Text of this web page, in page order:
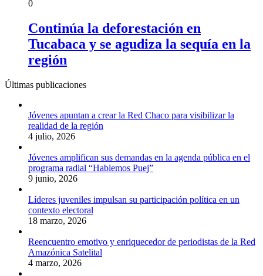
0
Continúa la deforestación en
Tucabaca y se agudiza la sequía en la
región
Últimas publicaciones
Jóvenes apuntan a crear la Red Chaco para visibilizar la
realidad de la región
4 julio, 2026
Jóvenes amplifican sus demandas en la agenda pública en el
programa radial “Hablemos Puej”
9 junio, 2026
Líderes juveniles impulsan su participación política en un
contexto electoral
18 marzo, 2026
Reencuentro emotivo y enriquecedor de periodistas de la Red
Amazónica Satelital
4 marzo, 2026